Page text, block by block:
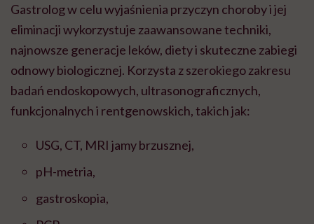
Gastrolog w celu wyjaśnienia przyczyn choroby i jej
eliminacji wykorzystuje zaawansowane techniki,
najnowsze generacje leków, diety i skuteczne zabiegi
odnowy biologicznej. Korzysta z szerokiego zakresu
badań endoskopowych, ultrasonograficznych,
funkcjonalnych i rentgenowskich, takich jak:
USG, CT, MRI jamy brzusznej,
pH-metria,
gastroskopia,